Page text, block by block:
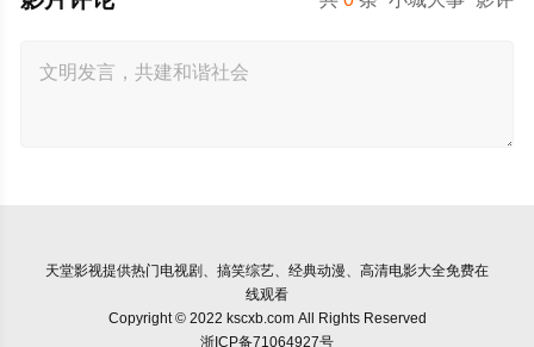
天堂影视提供热门电视剧、搞笑综艺、经典动漫、高清电影大全免费在
线观看
Copyright © 2022 kscxb.com All Rights Reserved
浙ICP备71064927号